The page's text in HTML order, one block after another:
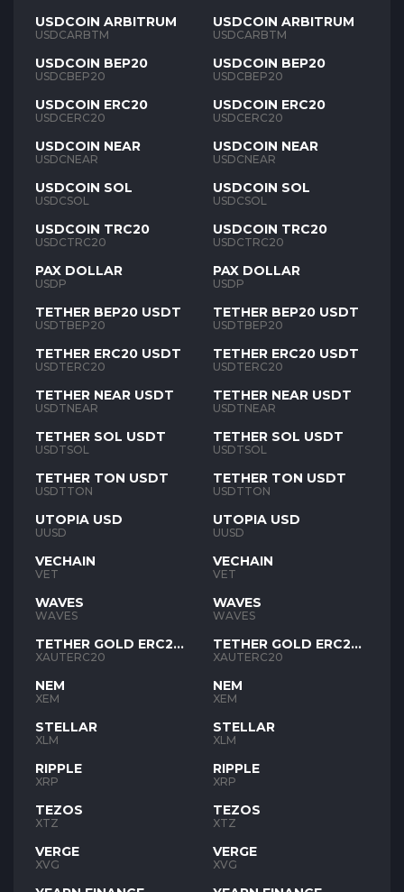
USDCOIN ARBITRUM
USDCARBTM
USDCOIN BEP20
USDCBEP20
USDCOIN ERC20
USDCERC20
USDCOIN NEAR
USDCNEAR
USDCOIN SOL
USDCSOL
USDCOIN TRC20
USDCTRC20
PAX DOLLAR
USDP
TETHER BEP20 USDT
USDTBEP20
TETHER ERC20 USDT
USDTERC20
TETHER NEAR USDT
USDTNEAR
TETHER SOL USDT
USDTSOL
TETHER TON USDT
USDTTON
UTOPIA USD
UUSD
VECHAIN
VET
WAVES
WAVES
TETHER GOLD ERC20
XAUT
XAUTERC20
NEM
XEM
STELLAR
XLM
RIPPLE
XRP
TEZOS
XTZ
VERGE
XVG
USDCOIN ARBITRUM
USDCARBTM
USDCOIN BEP20
USDCBEP20
USDCOIN ERC20
USDCERC20
USDCOIN NEAR
USDCNEAR
USDCOIN SOL
USDCSOL
USDCOIN TRC20
USDCTRC20
PAX DOLLAR
USDP
TETHER BEP20 USDT
USDTBEP20
TETHER ERC20 USDT
USDTERC20
TETHER NEAR USDT
USDTNEAR
TETHER SOL USDT
USDTSOL
TETHER TON USDT
USDTTON
UTOPIA USD
UUSD
VECHAIN
VET
WAVES
WAVES
TETHER GOLD ERC20
XAUT
XAUTERC20
NEM
XEM
STELLAR
XLM
RIPPLE
XRP
TEZOS
XTZ
VERGE
XVG